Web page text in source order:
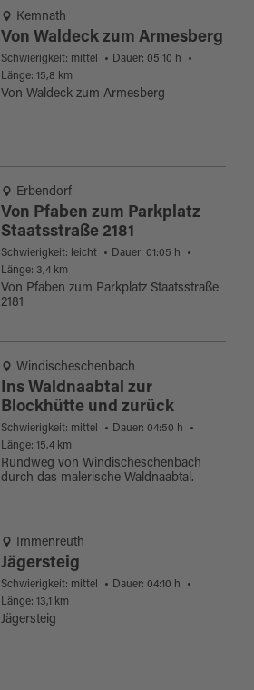
Kemnath
Von Waldeck zum Armesberg
Von Waldeck zum Armesberg
Schwierigkeit: mittel
Dauer: 05:10 h
Länge: 15,8 km
Erbendorf
Von Pfaben zum Parkplatz
Staatsstraße 2181
Von Pfaben zum Parkplatz Staatsstraße
2181
Schwierigkeit: leicht
Dauer: 01:05 h
Länge: 3,4 km
Windischeschenbach
Ins Waldnaabtal zur
Blockhütte und zurück
Rundweg von Windischeschenbach
durch das malerische Waldnaabtal.
Schwierigkeit: mittel
Dauer: 04:50 h
Länge: 15,4 km
Immenreuth
Jägersteig
Jägersteig
Schwierigkeit: mittel
Dauer: 04:10 h
Länge: 13,1 km